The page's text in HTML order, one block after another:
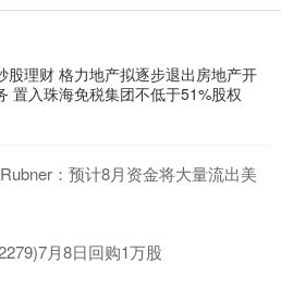
股理财 格力地产拟逐步退出房地产开
置入珠海免税集团不低于51%股权
：预计8月资金将大量流出美
月8日回购1万股